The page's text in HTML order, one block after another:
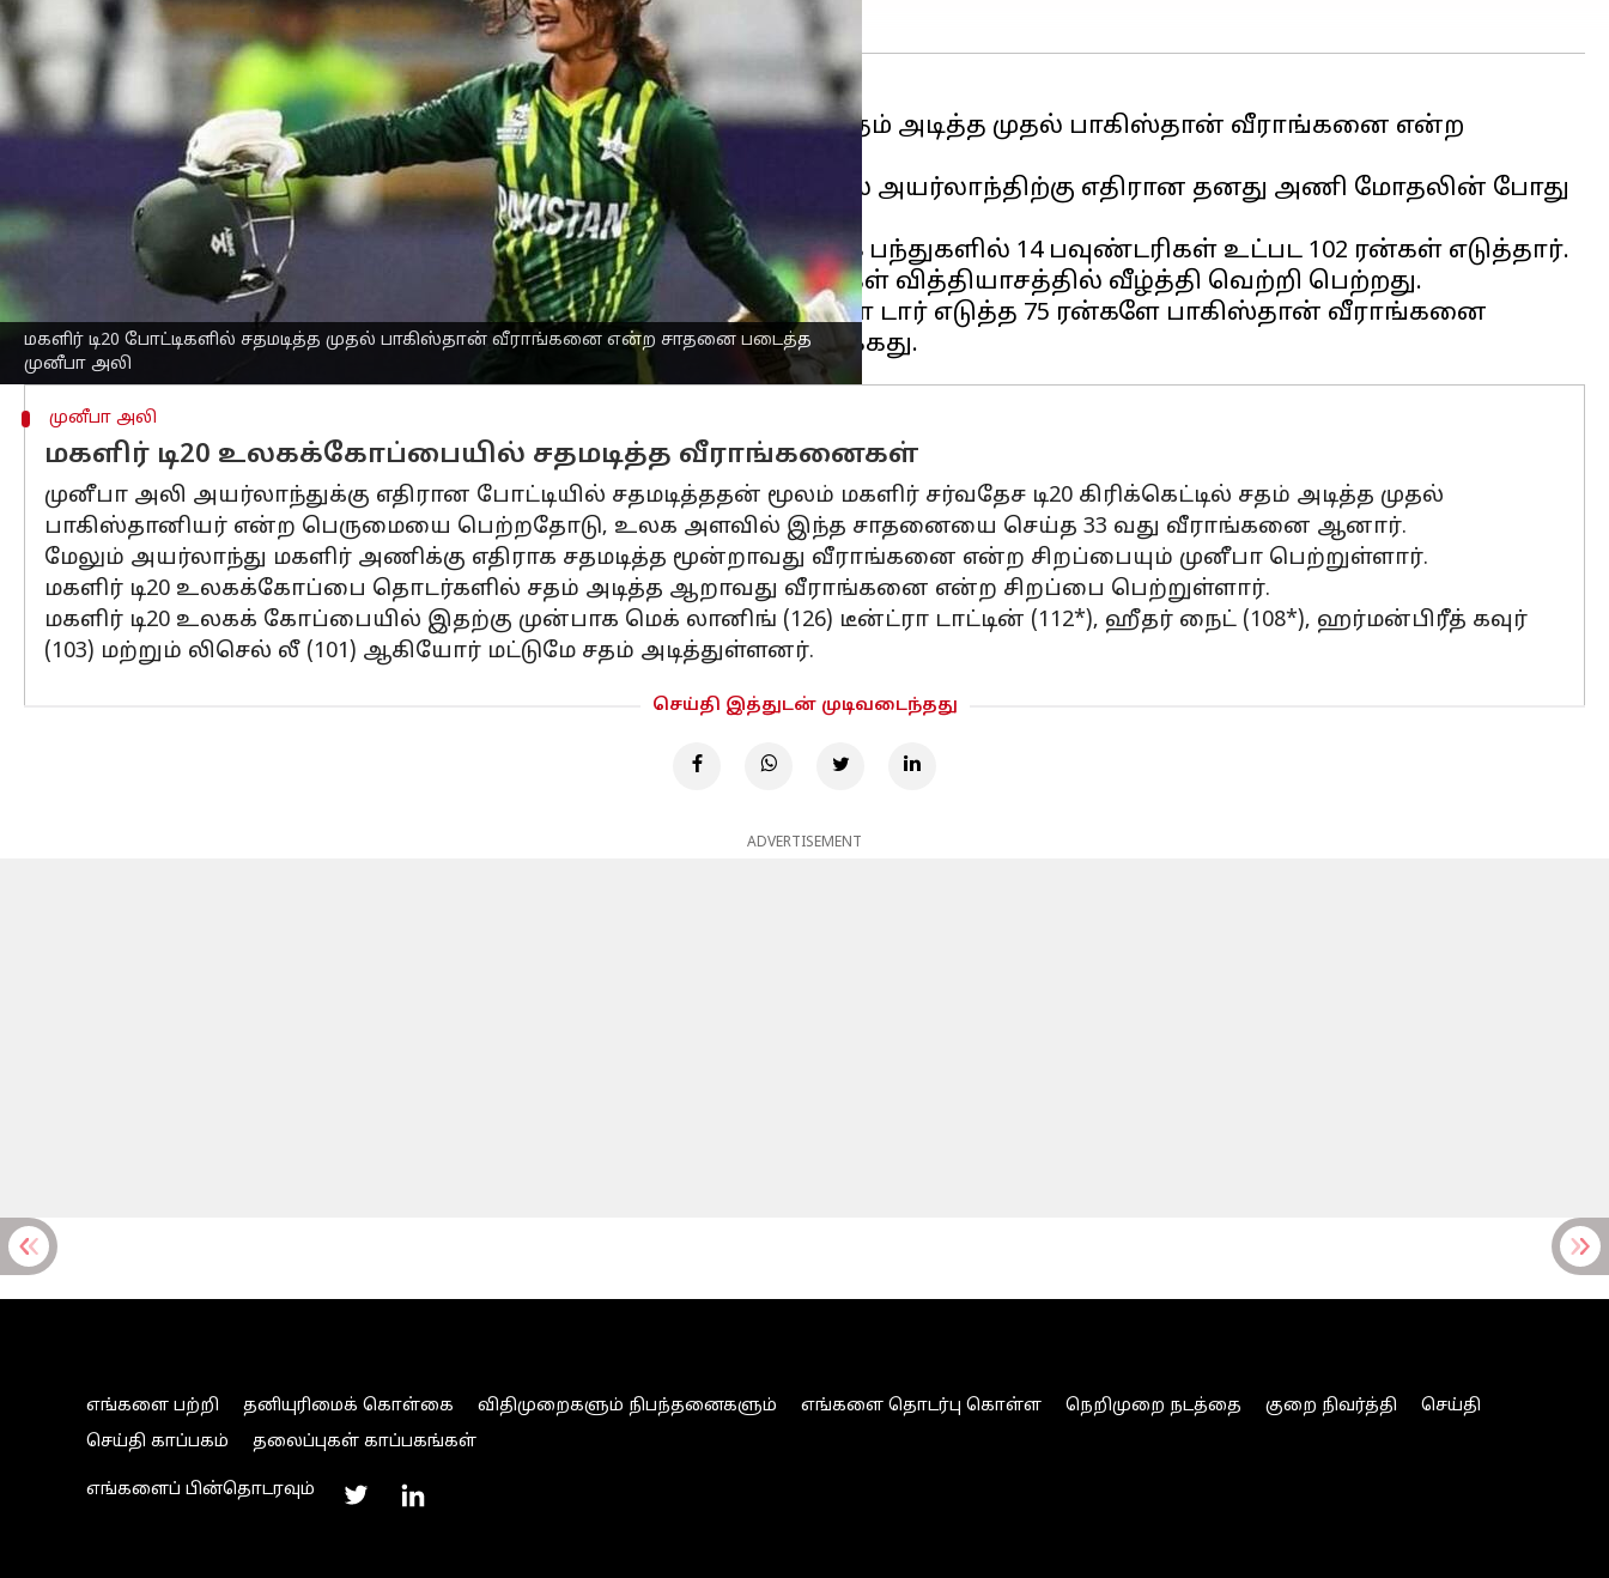
மகளிர் டி20 போட்டிகளில் சதமடித்த முதல் பாகிஸ்தான் வீராங்கனை என்ற சாதனை படைத்த
முனீபா அலி
Feb 16, 2023 01:50 pm
செய்தி முன்னோட்டம்
முனீபா அலி புதன்கிழமை (பிப்ரவரி 15)மகளிர் டி20போட்டிகளில் சதம் அடித்த முதல் பாகிஸ்தான் வீராங்கனை என்ற
பெருமையைப் பெற்றார்.
நடந்துகொண்டிருக்கும் ஐசிசி மகளிர் டி20 உலகக் கோப்பை 2023இல் அயர்லாந்திற்கு எதிரான தனது அணி மோதலின் போது
அவர் இந்த மைல்கல்லை எட்டினார்.
தொடக்க வீராங்கனையான விக்கெட் கீப்பர் முனீபா அலி வெறும் 68 பந்துகளில் 14 பவுண்டரிகள் உட்பட 102 ரன்கள் எடுத்தார்.
அவரது அபார ஆட்டத்தால் தான் பாகிஸ்தான் அயர்லாந்தை 70 ரன்கள் வித்தியாசத்தில் வீழ்த்தி வெற்றி பெற்றது.
இதற்கு முன்பாக மே 2019 இல் தென்னாப்பிரிக்காவுக்கு எதிராக நிடா டார் எடுத்த 75 ரன்களே பாகிஸ்தான் வீராங்கனை
முனீபா அலி
மகளிர் டி20 உலகக்கோப்பையில் சதமடித்த வீராங்கனைகள்
முனீபா அலி அயர்லாந்துக்கு எதிரான போட்டியில் சதமடித்ததன் மூலம் மகளிர் சர்வதேச டி20 கிரிக்கெட்டில் சதம் அடித்த முதல்
பாகிஸ்தானியர் என்ற பெருமையை பெற்றதோடு, உலக அளவில் இந்த சாதனையை செய்த 33 வது வீராங்கனை ஆனார்.
மேலும் அயர்லாந்து மகளிர் அணிக்கு எதிராக சதமடித்த மூன்றாவது வீராங்கனை என்ற சிறப்பையும் முனீபா பெற்றுள்ளார்.
மகளிர் டி20 உலகக்கோப்பை தொடர்களில் சதம் அடித்த ஆறாவது வீராங்கனை என்ற சிறப்பை பெற்றுள்ளார்.
மகளிர் டி20 உலகக் கோப்பையில் இதற்கு முன்பாக மெக் லானிங் (126) டீன்ட்ரா டாட்டின் (112*), ஹீதர் நைட் (108*), ஹர்மன்பிரீத் கவுர்
(103) மற்றும் லிசெல் லீ (101) ஆகியோர் மட்டுமே சதம் அடித்துள்ளனர்.
செய்தி இத்துடன் முடிவடைந்தது
ADVERTISEMENT
எங்களை பற்றி தனியுரிமைக் கொள்கை விதிமுறைகளும் நிபந்தனைகளும் எங்களை தொடர்பு கொள்ள நெறிமுறை நடத்தை குறை நிவர்த்தி
செய்தி
செய்தி காப்பகம்
தலைப்புகள் காப்பகங்கள்
எங்களைப் பின்தொடரவும்